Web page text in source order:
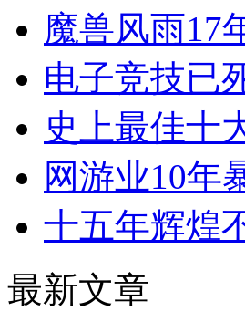
魔兽风雨17
电子竞技已
史上最佳十
网游业10年
十五年辉煌
最新文章